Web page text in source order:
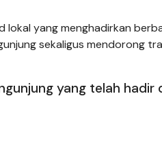
lokal yang menghadirkan
sekaligus mendorong
yang telah hadir